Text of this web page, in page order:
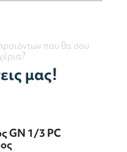
που θα σου
μας!
GN 1/3 ΡC